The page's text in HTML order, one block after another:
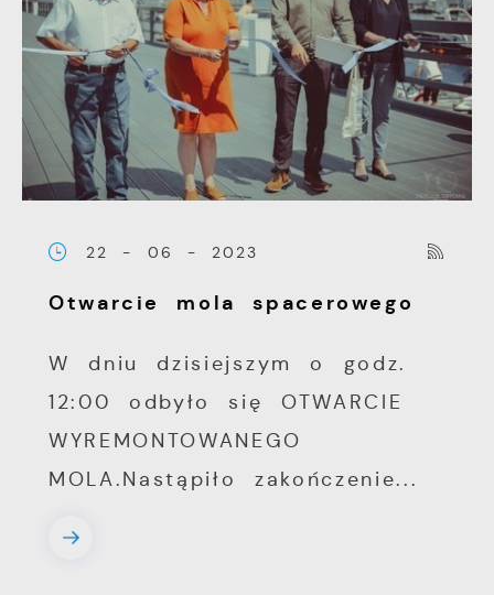
22 - 06 - 2023
Otwarcie mola spacerowego
W dniu dzisiejszym o godz.
12:00 odbyło się OTWARCIE
WYREMONTOWANEGO
MOLA.Nastąpiło zakończenie...